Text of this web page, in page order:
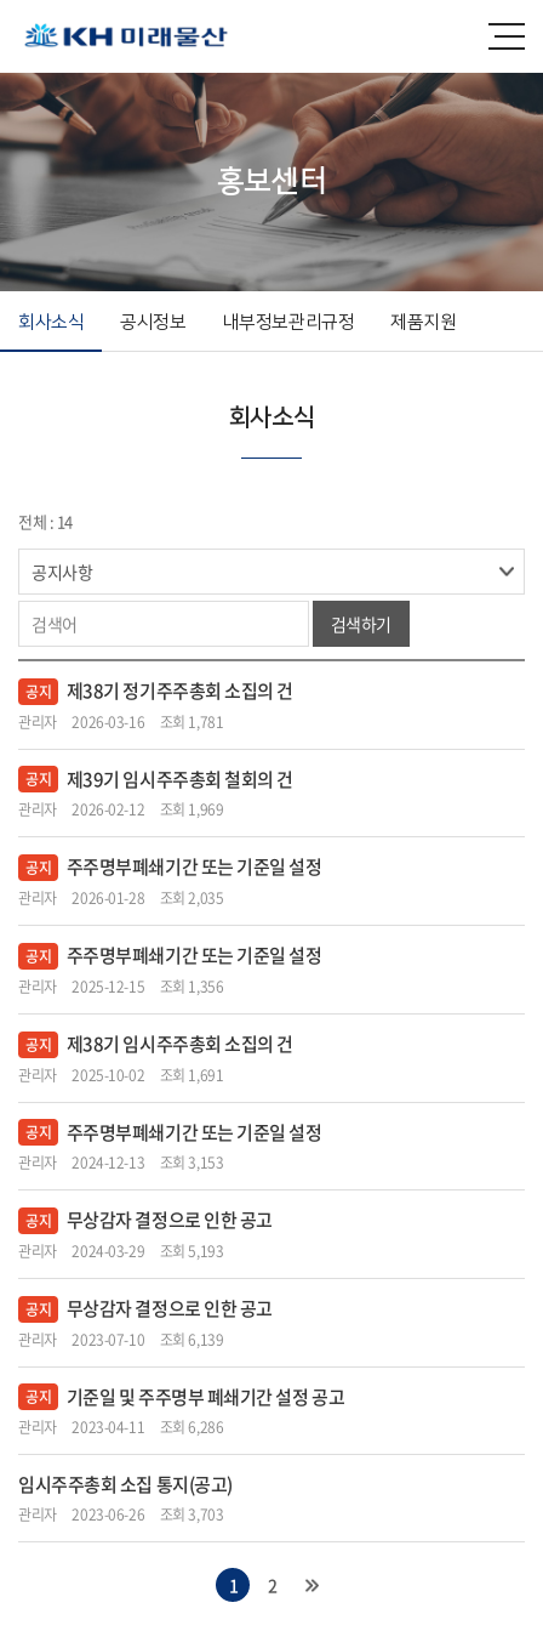
홍보센터
회사소식 공시정보 내부정보관리규정 제품지원
회사소식
전체 : 14
검색하기
공지 제38기 정기주주총회 소집의 건
관리자 2026-03-16 조회 1,781
공지 제39기 임시주주총회 철회의 건
관리자 2026-02-12 조회 1,969
공지 주주명부폐쇄기간 또는 기준일 설정
관리자 2026-01-28 조회 2,035
공지 주주명부폐쇄기간 또는 기준일 설정
관리자 2025-12-15 조회 1,356
공지 제38기 임시주주총회 소집의 건
관리자 2025-10-02 조회 1,691
공지 주주명부폐쇄기간 또는 기준일 설정
관리자 2024-12-13 조회 3,153
공지 무상감자 결정으로 인한 공고
관리자 2024-03-29 조회 5,193
공지 무상감자 결정으로 인한 공고
관리자 2023-07-10 조회 6,139
공지 기준일 및 주주명부 폐쇄기간 설정 공고
관리자 2023-04-11 조회 6,286
임시주주총회 소집 통지(공고)
관리자 2023-06-26 조회 3,703
1 2